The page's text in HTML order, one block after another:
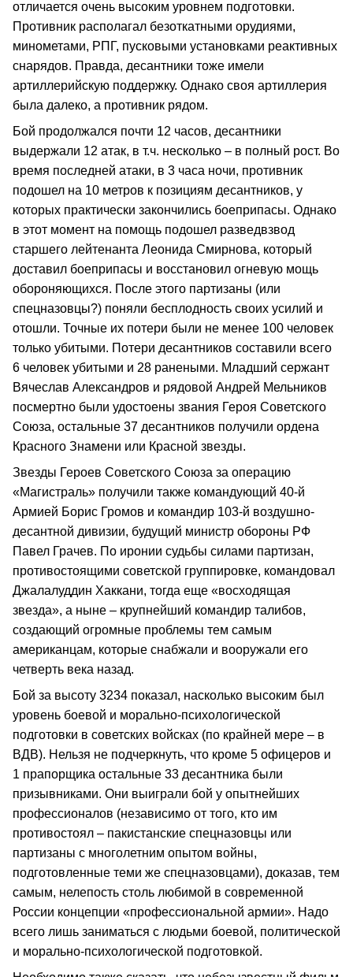
отличается очень высоким уровнем подготовки.
Противник располагал безоткатными орудиями,
минометами, РПГ, пусковыми установками реактивных
снарядов. Правда, десантники тоже имели
артиллерийскую поддержку. Однако своя артиллерия
была далеко, а противник рядом.
Бой продолжался почти 12 часов, десантники
выдержали 12 атак, в т.ч. несколько – в полный рост. Во
время последней атаки, в 3 часа ночи, противник
подошел на 10 метров к позициям десантников, у
которых практически закончились боеприпасы. Однако
в этот момент на помощь подошел разведвзвод
старшего лейтенанта Леонида Смирнова, который
доставил боеприпасы и восстановил огневую мощь
обороняющихся. После этого партизаны (или
спецназовцы?) поняли бесплодность своих усилий и
отошли. Точные их потери были не менее 100 человек
только убитыми. Потери десантников составили всего
6 человек убитыми и 28 ранеными. Младший сержант
Вячеслав Александров и рядовой Андрей Мельников
посмертно были удостоены звания Героя Советского
Союза, остальные 37 десантников получили ордена
Красного Знамени или Красной звезды.
Звезды Героев Советского Союза за операцию
«Магистраль» получили также командующий 40-й
Армией Борис Громов и командир 103-й воздушно-
десантной дивизии, будущий министр обороны РФ
Павел Грачев. По иронии судьбы силами партизан,
противостоящими советской группировке, командовал
Джалалуддин Хаккани, тогда еще «восходящая
звезда», а ныне – крупнейший командир талибов,
создающий огромные проблемы тем самым
американцам, которые снабжали и вооружали его
четверть века назад.
Бой за высоту 3234 показал, насколько высоким был
уровень боевой и морально-психологической
подготовки в советских войсках (по крайней мере – в
ВДВ). Нельзя не подчеркнуть, что кроме 5 офицеров и
1 прапорщика остальные 33 десантника были
призывниками. Они выиграли бой у опытнейших
профессионалов (независимо от того, кто им
противостоял – пакистанские спецназовцы или
партизаны с многолетним опытом войны,
подготовленные теми же спецназовцами), доказав, тем
самым, нелепость столь любимой в современной
России концепции «профессиональной армии». Надо
всего лишь заниматься с людьми боевой, политической
и морально-психологической подготовкой.